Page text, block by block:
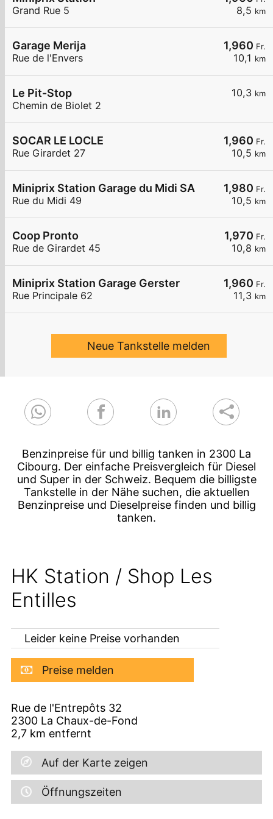
8,5 km
Grand Rue 5
1,960 Fr.
10,1 km
Garage Merija
Rue de l'Envers
10,3 km
Le Pit-Stop
Chemin de Biolet 2
1,960 Fr.
10,5 km
SOCAR LE LOCLE
Rue Girardet 27
1,980 Fr.
10,5 km
Miniprix Station Garage du Midi SA
Rue du Midi 49
1,970 Fr.
10,8 km
Coop Pronto
Rue de Girardet 45
1,960 Fr.
11,3 km
Miniprix Station Garage Gerster
Rue Principale 62
Neue Tankstelle melden
Benzinpreise für und billig tanken in 2300 La
Cibourg. Der einfache Preisvergleich für Diesel
und Super in der Schweiz. Bequem die billigste
Tankstelle in der Nähe suchen, die aktuellen
Benzinpreise und Dieselpreise finden und billig
tanken.
HK Station / Shop Les
Entilles
Leider keine Preise vorhanden
Preise melden
Rue de l'Entrepôts 32
2300 La Chaux-de-Fond
2,7 km entfernt
Auf der Karte zeigen
Öffnungszeiten